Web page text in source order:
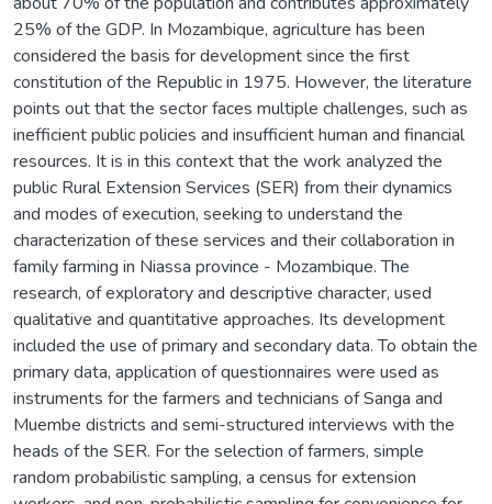
25% of the GDP. In Mozambique, agriculture has been
considered the basis for development since the first
constitution of the Republic in 1975. However, the literature
points out that the sector faces multiple challenges, such as
inefficient public policies and insufficient human and financial
resources. It is in this context that the work analyzed the
public Rural Extension Services (SER) from their dynamics
and modes of execution, seeking to understand the
characterization of these services and their collaboration in
family farming in Niassa province - Mozambique. The
research, of exploratory and descriptive character, used
qualitative and quantitative approaches. Its development
included the use of primary and secondary data. To obtain the
primary data, application of questionnaires were used as
instruments for the farmers and technicians of Sanga and
Muembe districts and semi-structured interviews with the
heads of the SER. For the selection of farmers, simple
random probabilistic sampling, a census for extension